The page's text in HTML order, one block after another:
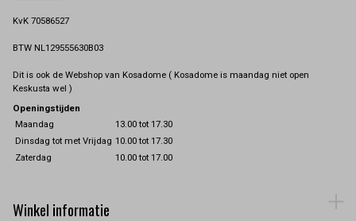
KvK 70586527
BTW NL129555630B03
Dit is ook de Webshop van Kosadome ( Kosadome is maandag niet open
Keskusta wel )
Openingstijden
Maandag
13.00 tot 17.30
Dinsdag tot met Vrijdag 10.00 tot 17.30
Zaterdag
10.00 tot 17.00
Winkel informatie